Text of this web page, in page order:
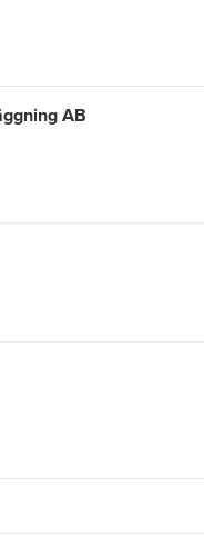
AB